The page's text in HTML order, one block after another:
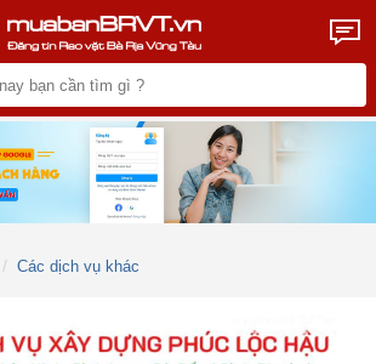
Các dịch vụ khác